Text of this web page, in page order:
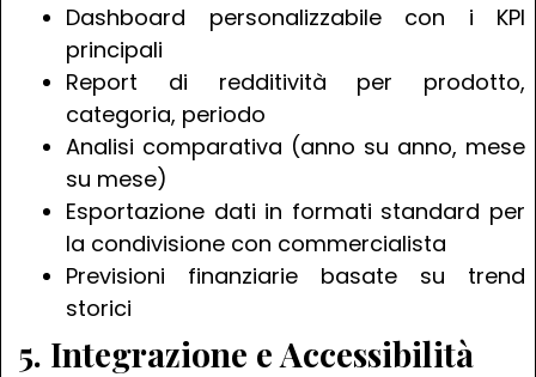
Dashboard personalizzabile con i KPI
principali
Report di redditività per prodotto,
categoria, periodo
Analisi comparativa (anno su anno, mese
su mese)
Esportazione dati in formati standard per
la condivisione con commercialista
Previsioni finanziarie basate su trend
storici
5. Integrazione e Accessibilità